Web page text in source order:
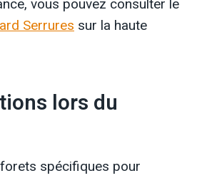
vous pouvez consulter le
Serrures sur la haute
lors du
spécifiques pour